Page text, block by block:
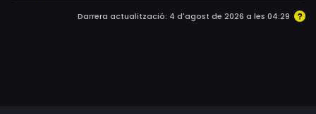
significat comoditat i seguretat, inclosa la relació amb
Darrera actualització: 4 d'agost de 2026 a les 04:29